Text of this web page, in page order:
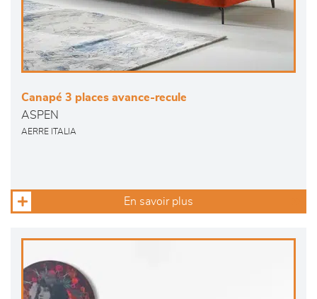
Canapé 3 places avance-recule
ASPEN
AERRE ITALIA
En savoir plus